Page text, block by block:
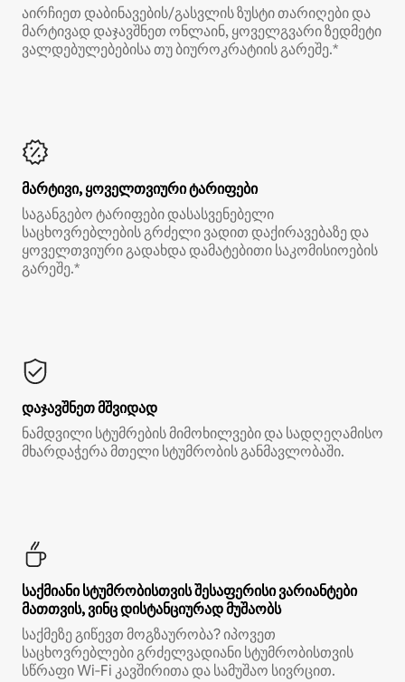
აირჩიეთ დაბინავების/გასვლის ზუსტი თარიღები და
მარტივად დაჯავშნეთ ონლაინ, ყოველგვარი ზედმეტი
ვალდებულებებისა თუ ბიუროკრატიის გარეშე.*
მარტივი, ყოველთვიური ტარიფები
საგანგებო ტარიფები დასასვენებელი
საცხოვრებლების გრძელი ვადით დაქირავებაზე და
ყოველთვიური გადახდა დამატებითი საკომისიოების
გარეშე.*
დაჯავშნეთ მშვიდად
ნამდვილი სტუმრების მიმოხილვები და სადღეღამისო
მხარდაჭერა მთელი სტუმრობის განმავლობაში.
საქმიანი სტუმრობისთვის შესაფერისი ვარიანტები
მათთვის, ვინც დისტანციურად მუშაობს
საქმეზე გიწევთ მოგზაურობა? იპოვეთ
საცხოვრებლები გრძელვადიანი სტუმრობისთვის
სწრაფი Wi‑Fi კავშირითა და სამუშაო სივრცით.